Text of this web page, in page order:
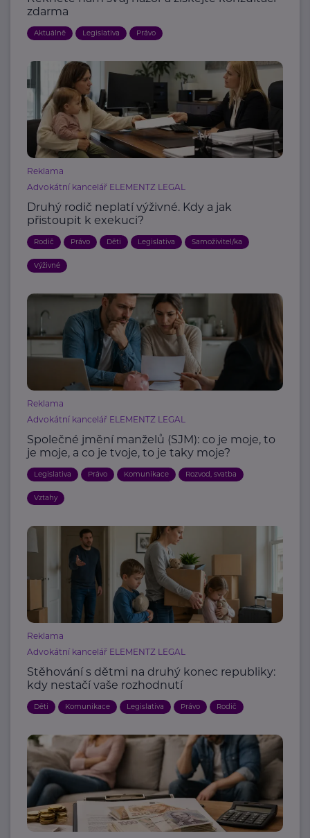
zdarma
Aktuálně Legislativa Právo
Reklama
Advokátní kancelář ELEMENTZ LEGAL
Druhý rodič neplatí výživné. Kdy a jak
přistoupit k exekuci?
Rodič Právo Děti Legislativa Samoživitel/ka
Výživné
Reklama
Advokátní kancelář ELEMENTZ LEGAL
Společné jmění manželů (SJM): co je moje, to
je moje, a co je tvoje, to je taky moje?
Legislativa Právo Komunikace Rozvod, svatba
Vztahy
Reklama
Advokátní kancelář ELEMENTZ LEGAL
Stěhování s dětmi na druhý konec republiky:
kdy nestačí vaše rozhodnutí
Děti Komunikace Legislativa Právo Rodič